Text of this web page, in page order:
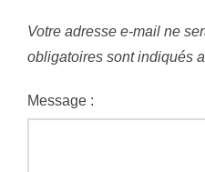
Votre adresse e-mail ne
obligatoires sont indiqués
Message :